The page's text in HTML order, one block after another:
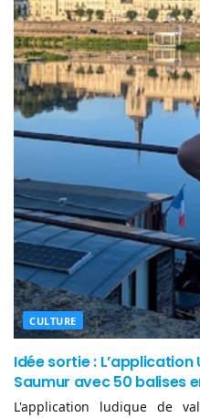
CULTURE
Idée sortie :
Saumur avec 50 balises
L'application ludique de